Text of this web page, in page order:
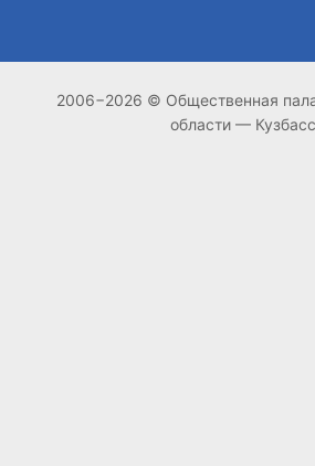
2006−2026 © Общественная
области —